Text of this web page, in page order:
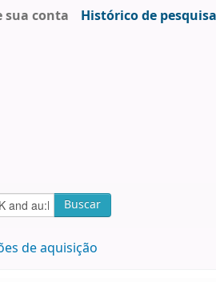
sua conta Histórico de pesquisa
Buscar
de aquisição